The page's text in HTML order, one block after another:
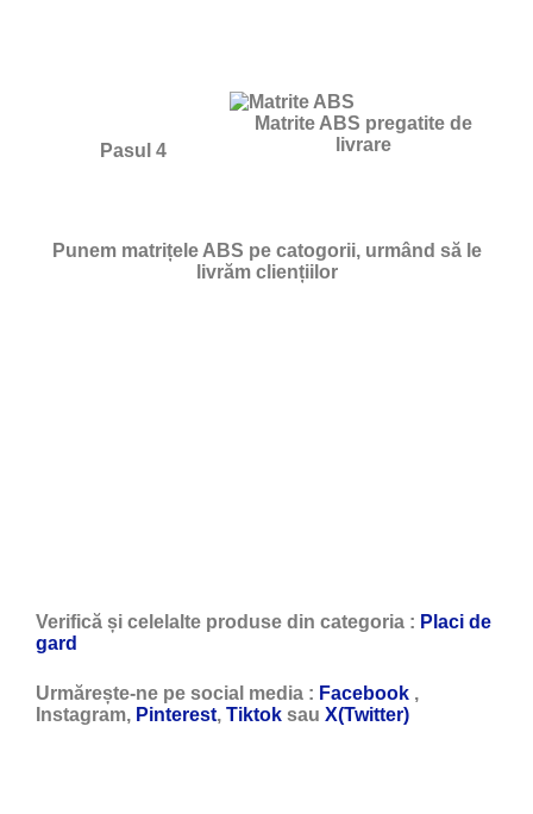
Matrite ABS pregatite de
livrare
Pasul 4
Punem matrițele ABS pe catogorii, urmând să le
livrăm cliențiilor
Verifică și celelalte produse din categoria : Placi de
gard
Urmărește-ne pe social media : Facebook ,
Instagram, Pinterest, Tiktok sau X(Twitter)